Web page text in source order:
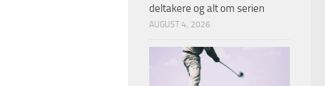
deltakere og alt om serien
AUGUST 4, 2026